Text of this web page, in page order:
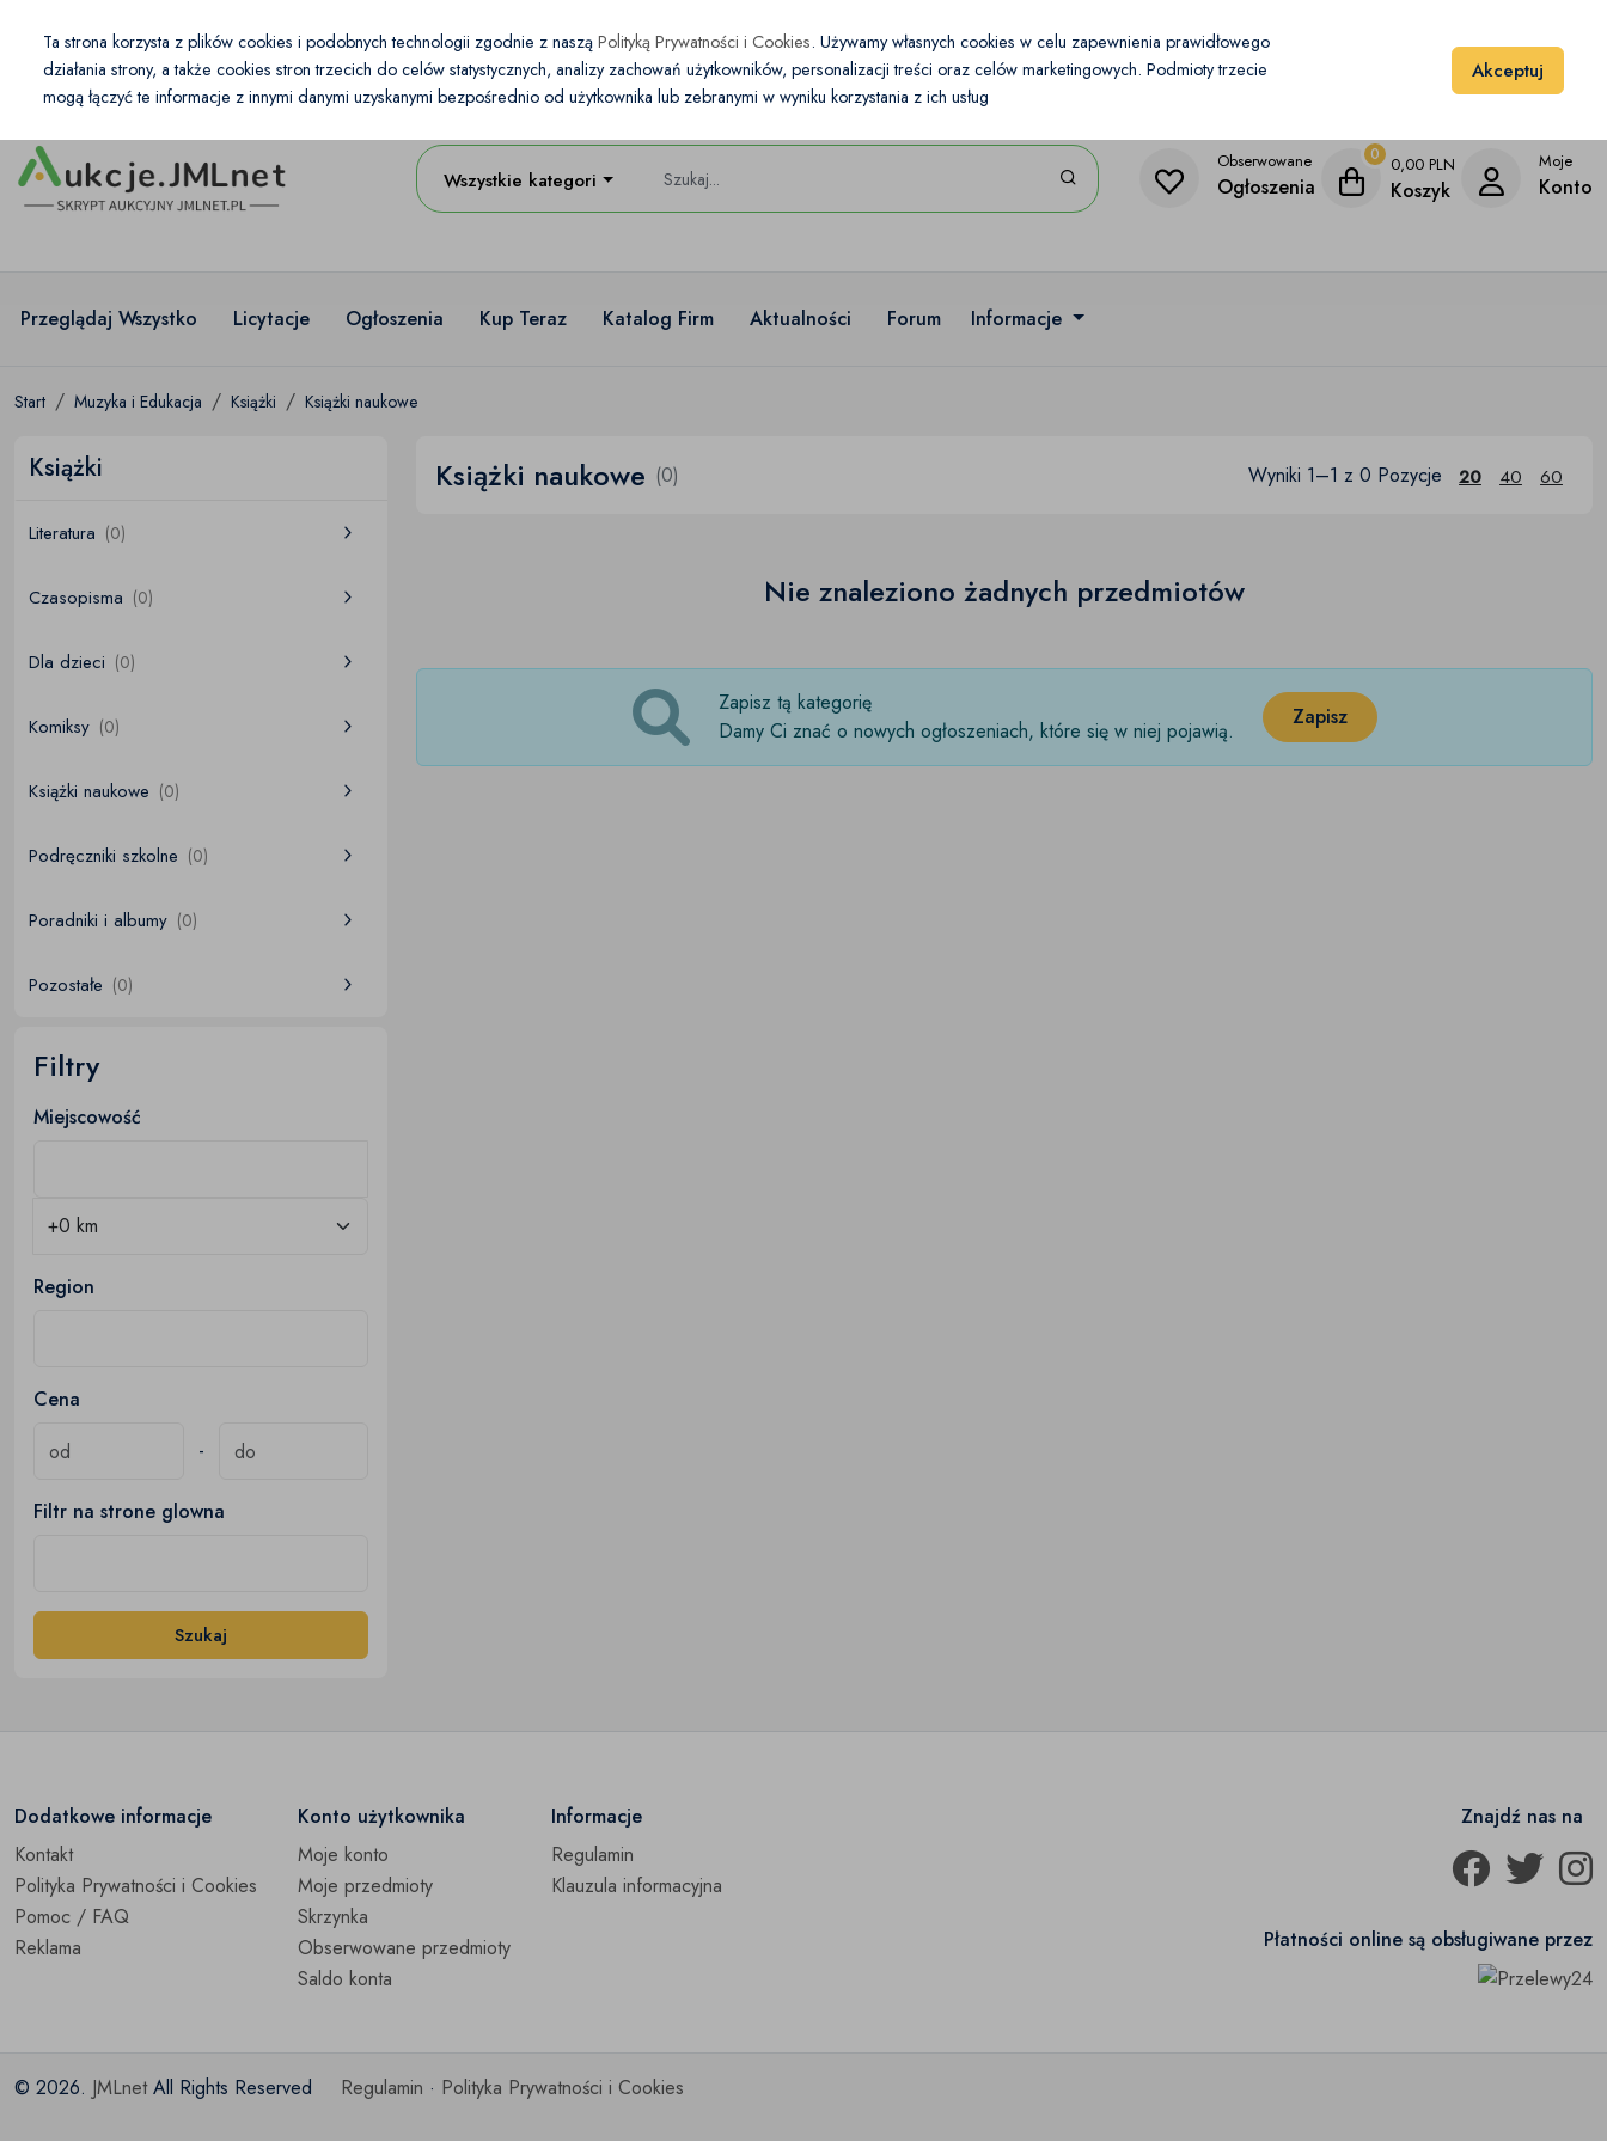
PL PLN Moje konto Dodaj przedmiot
Wszystkie kategorie
Obserwowane
Ogłoszenia
0 0,00 PLN
Koszyk
Moje
Konto
Przeglądaj Wszystko Licytacje Ogłoszenia Kup Teraz Katalog Firm Aktualności Forum Informacje
Start Muzyka i Edukacja Książki Książki naukowe
Książki
Literatura (0)
Czasopisma (0)
Dla dzieci (0)
Komiksy (0)
Książki naukowe (0)
Podręczniki szkolne (0)
Poradniki i albumy (0)
Pozostałe (0)
Filtry
Miejscowość
Region
Cena
-
Filtr na strone glowna
Szukaj
Książki naukowe (0) Wyniki 1–1 z 0 Pozycje 20 40 60
Nie znaleziono żadnych przedmiotów
Zapisz tą kategorię
Damy Ci znać o nowych ogłoszeniach, które się w niej pojawią.
Zapisz
Dodatkowe informacje
Kontakt
Polityka Prywatności i Cookies
Pomoc / FAQ
Reklama
Konto użytkownika
Moje konto
Moje przedmioty
Skrzynka
Obserwowane przedmioty
Saldo konta
Informacje
Regulamin
Klauzula informacyjna
Znajdź nas na
Płatności online są obsługiwane przez
© 2026. JMLnetAll Rights Reserved Regulamin · Polityka Prywatności i Cookies
Ta strona korzysta z plików cookies i podobnych technologii zgodnie z naszą Polityką Prywatności i Cookies. Używamy własnych cookies w celu zapewnienia prawidłowego
działania strony, a także cookies stron trzecich do celów statystycznych, analizy zachowań użytkowników, personalizacji treści oraz celów marketingowych. Podmioty trzecie
mogą łączyć te informacje z innymi danymi uzyskanymi bezpośrednio od użytkownika lub zebranymi w wyniku korzystania z ich usług
Akceptuj